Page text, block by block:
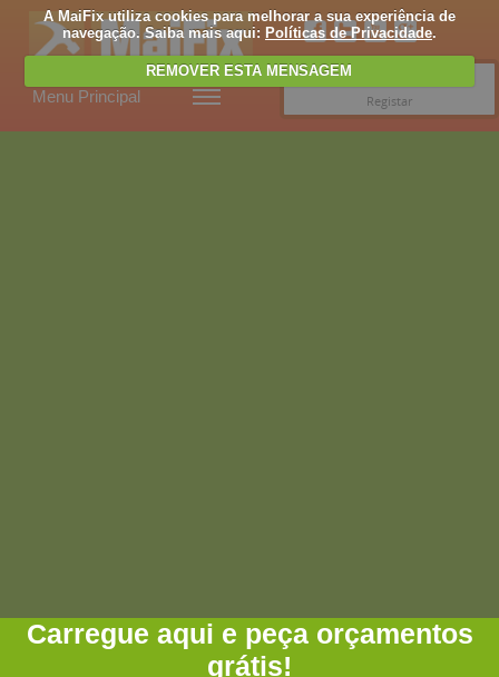
A MaiFix utiliza cookies para melhorar a sua experiência de
navegação. Saiba mais aqui: Políticas de Privacidade.
REMOVER ESTA MENSAGEM
Menu Principal
Registar
Carregue aqui e peça orçamentos
grátis!